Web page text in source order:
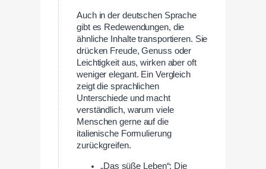
Auch in der deutschen Sprache
gibt es Redewendungen, die
ähnliche Inhalte transportieren. Sie
drücken Freude, Genuss oder
Leichtigkeit aus, wirken aber oft
weniger elegant. Ein Vergleich
zeigt die sprachlichen
Unterschiede und macht
verständlich, warum viele
Menschen gerne auf die
italienische Formulierung
zurückgreifen.
„Das süße Leben“: Die